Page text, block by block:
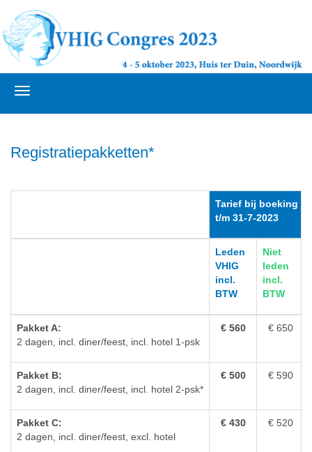
Registratiepakketten*
Tarief bij boeking
t/m 31-7-2023
Leden
VHIG
incl.
BTW
Niet
leden
incl.
BTW
Pakket A:
2 dagen, incl. diner/feest, incl. hotel 1-psk
€ 560 € 650
Pakket B:
2 dagen, incl. diner/feest, incl. hotel 2-psk*
€ 500 € 590
Pakket C:
2 dagen, incl. diner/feest, excl. hotel
€ 430 € 520